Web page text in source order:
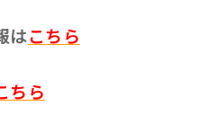
はこちら
ちら